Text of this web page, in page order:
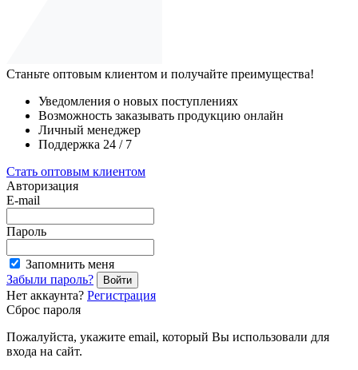
Станьте оптовым клиентом и получайте преимущества!
Уведомления о новых поступлениях
Возможность заказывать продукцию онлайн
Личный менеджер
Поддержка 24 / 7
Стать оптовым клиентом
Авторизация
E-mail
Пароль
Запомнить меня
Забыли пароль?
Войти
Нет аккаунта? Регистрация
Сброс пароля
Пожалуйста, укажите email, который Вы использовали для
входа на сайт.